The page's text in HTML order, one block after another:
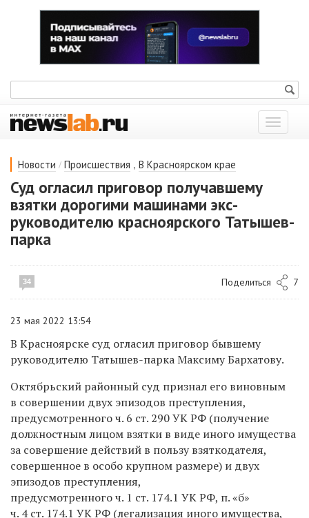
Показать
меню
Новости / Происшествия , В Красноярском крае
Суд огласил приговор получавшему
взятки дорогими машинами экс-
руководителю красноярского Татышев-
парка
34 Поделиться 7
23 мая 2022 13:54
В Красноярске суд огласил приговор бывшему
руководителю Татышев-парка Максиму Бархатову.
Октябрьский районный суд признал его виновным
в совершении двух эпизодов преступления,
предусмотренного ч. 6 ст. 290 УК РФ (получение
должностным лицом взятки в виде иного имущества
за совершение действий в пользу взяткодателя,
совершенное в особо крупном размере) и двух
эпизодов преступления,
предусмотренного ч. 1 ст. 174.1 УК РФ, п. «б»
ч. 4 ст. 174.1 УК РФ (легализация иного имущества,